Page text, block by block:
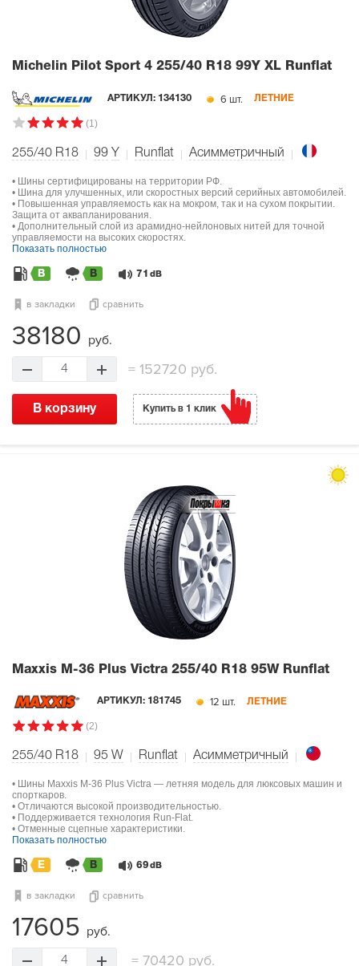
Michelin Pilot Sport 4 255/40 R18 99Y XL Runflat
АРТИКУЛ: 134130 6 шт. ЛЕТНИЕ
(1)
255/40 R18 99 Y Runflat Асимметричный
• Шины сертифицированы на территории РФ.
• Шина для улучшенных, или скоростных версий серийных автомобилей.
• Повышенная управляемость как на мокром, так и на сухом покрытии.
Защита от аквапланирования.
• Дополнительный слой из арамидно-нейлоновых нитей для точной
управляемости на высоких скоростях.
Показать полностью
B B 71 dB
в закладки сравнить
38180 руб.
4 = 152720 руб.
В корзину Купить в 1 клик
Maxxis M-36 Plus Victra 255/40 R18 95W Runflat
АРТИКУЛ: 181745 12 шт. ЛЕТНИЕ
(2)
255/40 R18 95 W Runflat Асимметричный
• Шины Maxxis M-36 Plus Victra — летняя модель для люксовых машин и
спорткаров.
• Отличаются высокой производительностью.
• Поддерживается технология Run-Flat.
• Отменные сцепные характеристики.
Показать полностью
E B 69 dB
в закладки сравнить
17605 руб.
4 =70420 руб.